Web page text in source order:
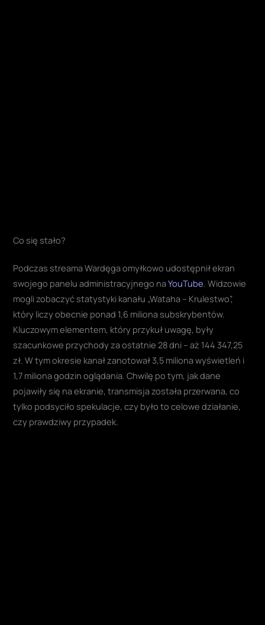
Co się stało?
Podczas streama Wardęga omyłkowo udostępnił ekran
swojego panelu administracyjnego naYouTube. Widzowie
mogli zobaczyć statystyki kanału „Wataha – Krulestwo”,
który liczy obecnie ponad 1,6 miliona subskrybentów.
Kluczowym elementem, który przykuł uwagę, były
szacunkowe przychody za ostatnie 28 dni – aż 144 347,25
zł. W tym okresie kanał zanotował 3,5 miliona wyświetleń i
1,7 miliona godzin oglądania. Chwilę po tym, jak dane
pojawiły się na ekranie, transmisja została przerwana, co
tylko podsyciło spekulacje, czy było to celowe działanie,
czy prawdziwy przypadek.